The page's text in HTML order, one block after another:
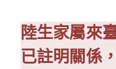
陸生家屬來
已註明關係